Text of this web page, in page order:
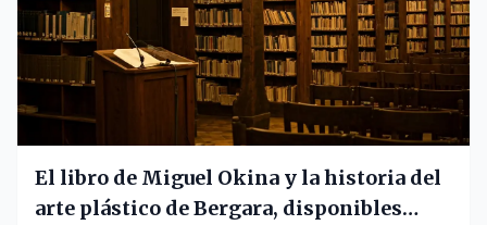
El libro de Miguel Okina y la historia del
arte plástico de Bergara, disponibles